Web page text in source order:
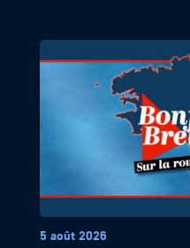
5 août 2026